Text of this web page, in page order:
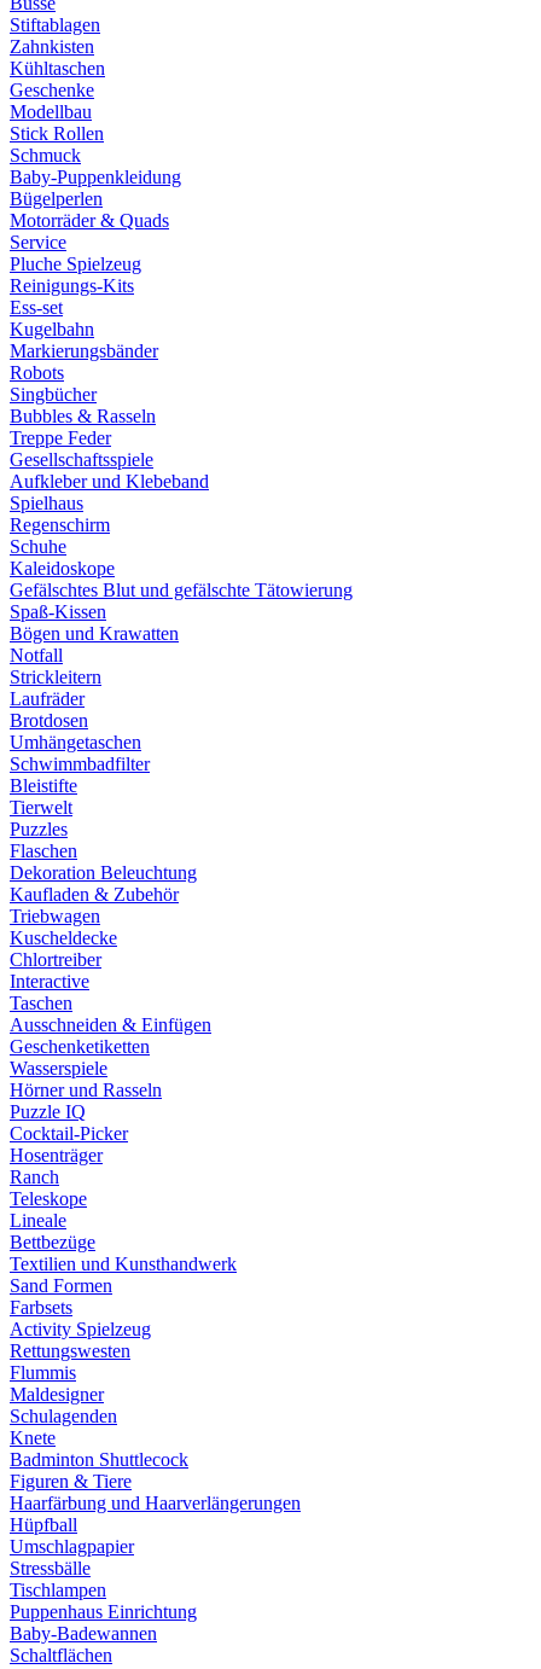
Stiftablagen
Zahnkisten
Kühltaschen
Geschenke
Modellbau
Stick Rollen
Schmuck
Baby-Puppenkleidung
Bügelperlen
Motorräder & Quads
Service
Pluche Spielzeug
Reinigungs-Kits
Ess-set
Kugelbahn
Markierungsbänder
Robots
Singbücher
Bubbles & Rasseln
Treppe Feder
Gesellschaftsspiele
Aufkleber und Klebeband
Spielhaus
Regenschirm
Schuhe
Kaleidoskope
Gefälschtes Blut und gefälschte Tätowierung
Spaß-Kissen
Bögen und Krawatten
Notfall
Strickleitern
Laufräder
Brotdosen
Umhängetaschen
Schwimmbadfilter
Bleistifte
Tierwelt
Puzzles
Flaschen
Dekoration Beleuchtung
Kaufladen & Zubehör
Triebwagen
Kuscheldecke
Chlortreiber
Interactive
Taschen
Ausschneiden & Einfügen
Geschenketiketten
Wasserspiele
Hörner und Rasseln
Puzzle IQ
Cocktail-Picker
Hosenträger
Ranch
Teleskope
Lineale
Bettbezüge
Textilien und Kunsthandwerk
Sand Formen
Farbsets
Activity Spielzeug
Rettungswesten
Flummis
Maldesigner
Schulagenden
Knete
Badminton Shuttlecock
Figuren & Tiere
Haarfärbung und Haarverlängerungen
Hüpfball
Umschlagpapier
Stressbälle
Tischlampen
Puppenhaus Einrichtung
Baby-Badewannen
Schaltflächen